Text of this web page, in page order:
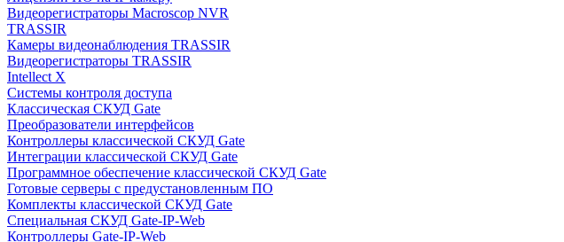
Видеорегистраторы Macroscop NVR
TRASSIR
Камеры видеонаблюдения TRASSIR
Видеорегистраторы TRASSIR
Intellect X
Системы контроля доступа
Классическая СКУД Gate
Преобразователи интерфейсов
Контроллеры классической СКУД Gate
Интеграции классической СКУД Gate
Программное обеспечение классической СКУД Gate
Готовые серверы с предустановленным ПО
Комплекты классической СКУД Gate
Специальная СКУД Gate-IP-Web
Контроллеры Gate-IP-Web